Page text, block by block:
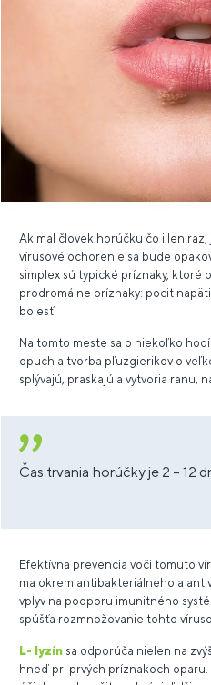
Ak mal človek horúčku čo i len
vírusové ochorenie sa bude
simplex sú typické príznaky, ktoré
prodromálne príznaky: pocit
bolesť.
Na tomto meste sa o niekoľko
opuch a tvorba pľuzgierikov o
splývajú, praskajú a vytvoria ranu,
Čas trvania horúčky je 2 – 12
Efektívna prevencia voči tomuto
ma okrem antibakteriálneho a
vplyv na podporu imunitného
spúšťa rozmnožovanie tohto
L- lyzín sa odporúča nielen na
hneď pri prvých príznakoch